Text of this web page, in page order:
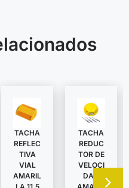
TACHA
REFLEC
TIVA
VIAL
AMARIL
TACHA
REDUC
TOR DE
VELOCI
DAD